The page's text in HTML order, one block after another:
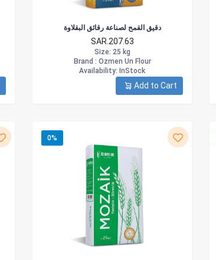
دقيق القمح لصناعة رقائق البقلاوة
SAR.207.63
Size: 25 kg
Brand : Ozmen Un Flour
Availability: InStock
Add to Cart
0%